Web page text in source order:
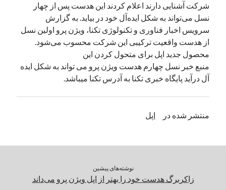
شرکت آشنایی دارند اعلام کردند این هدست پس از چهار
نسل می‌تواند به شکل ایده‌آل خود در بیاید. به گزارش
سرویس اخبار فناوری و تکنولوژی تکنا، ویژن پرو اولین نسل
از هدست واقعیت ترکیبی این شرکت محسوب می‌شود.
محصول جدید اپل برای متحول کردن این
منبع خبر نسل چهارم هدست ویژن پرو می تواند به شکل ایده
آل درآید پایگاه خبری تکنا به آدرس تکنا میباشد.
منتشر شده در اپل
نوشته‌های پیشین
زاکربرگ هدست خود را بهتر از اپل ویژن پرو می‌داند